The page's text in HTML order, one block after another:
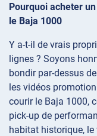
Pourquoi acheter un
le Baja 1000
Y a-t-il de vrais
lignes ? Soyons
bondir par-dessus
les vidéos
courir le Baja 1000,
pick-up de
habitat historique, le